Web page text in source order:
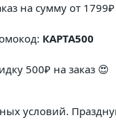
на сумму от 1799₽
КАРТА500
500₽ на заказ 😍
условий.